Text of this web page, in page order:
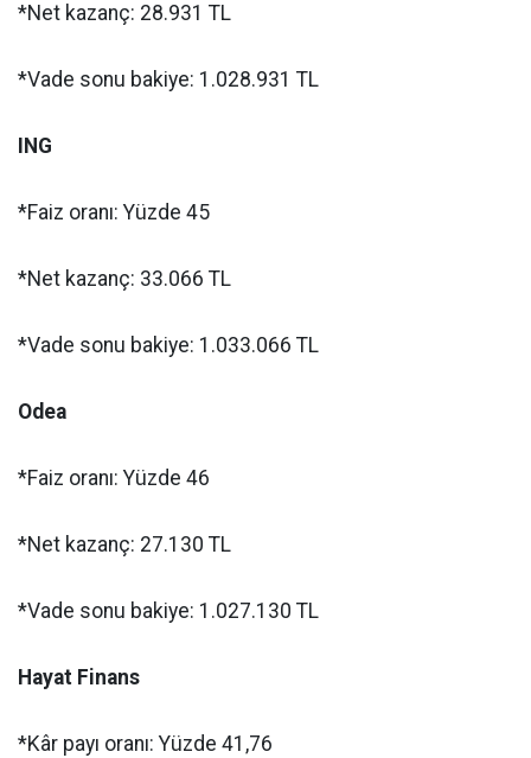
*Net kazanç: 28.931 TL
*Vade sonu bakiye: 1.028.931 TL
ING
*Faiz oranı: Yüzde 45
*Net kazanç: 33.066 TL
*Vade sonu bakiye: 1.033.066 TL
Odea
*Faiz oranı: Yüzde 46
*Net kazanç: 27.130 TL
*Vade sonu bakiye: 1.027.130 TL
Hayat Finans
*Kâr payı oranı: Yüzde 41,76